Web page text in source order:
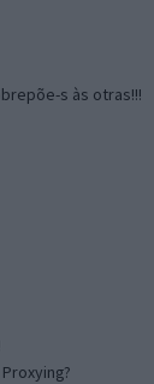
s às otras!!!